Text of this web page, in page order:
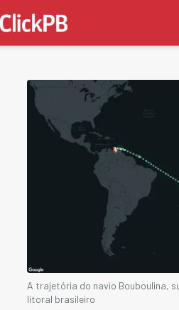
A trajetória do navio Bouboulina,
litoral brasileiro